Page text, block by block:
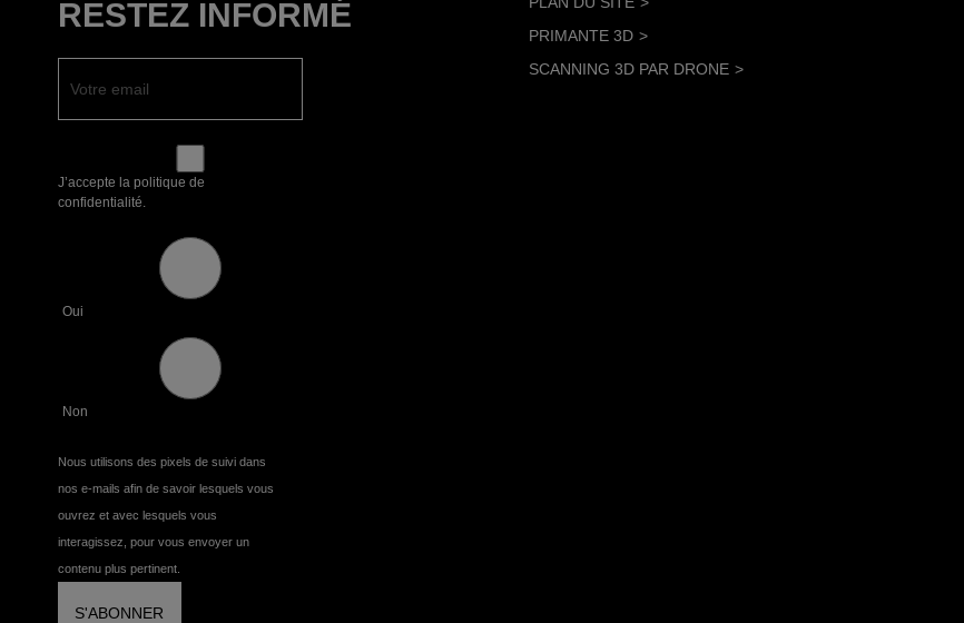
RESTEZ INFORMÉ
J’accepte la politique de
confidentialité.
Oui
Non
Nous utilisons des pixels de suivi dans
nos e-mails afin de savoir lesquels vous
ouvrez et avec lesquels vous
interagissez, pour vous envoyer un
contenu plus pertinent.
PRIMANTE 3D
SCANNING 3D PAR DRONE